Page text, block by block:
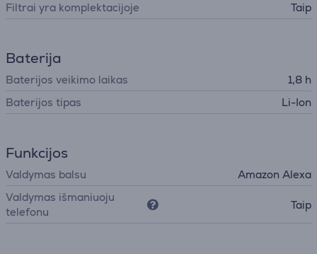
Filtrai yra komplektacijoje Taip
Baterija
Baterijos veikimo laikas
1,8 h
Baterijos tipas
Li-Ion
Funkcijos
Valdymas balsu
Amazon Alexa
Valdymas išmaniuoju
telefonu
Taip